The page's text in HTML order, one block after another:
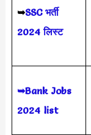
➥SSC भर्ती
2024 लिस्ट
➥Bank Jobs
2024 list